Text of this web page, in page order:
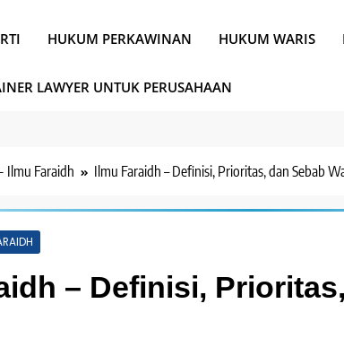
HUKUM PERKAWINAN HUKUM WARIS
LAWYER UNTUK PERUSAHAAN
Ilmu Faraidh Ilmu Faraidh – Definisi, Prioritas, dan Sebab
– Definisi,